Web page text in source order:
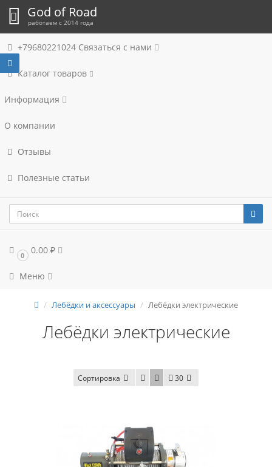
God of Road
работаем с 2014 года
+79680221024 Связаться с нами
Каталог товаров
Информация
О компании
Отзывы
Полезные статьи
0 0.00 ₽
Меню
Лебёдки и аксессуары Лебёдки электрические
Лебёдки электрические
Сортировка 30